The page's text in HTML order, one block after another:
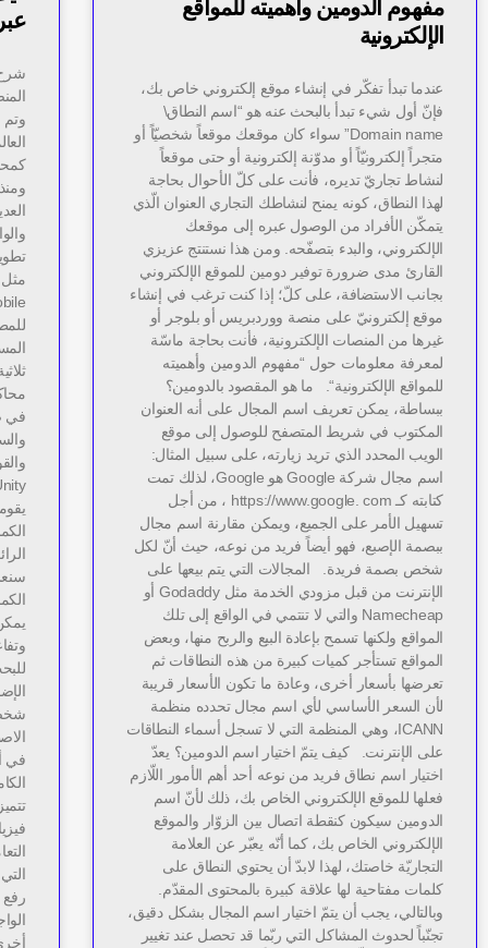
مفهوم الدومين وأهميته للمواقع
الإلكترونية
عندما تبدأ تفكّر في إنشاء موقع إلكتروني خاص بك،
فإنّ أول شيء تبدأ بالبحث عنه هو “اسم النطاق\
Domain name” سواء كان موقعك موقعاً شخصيّاً أو
متجراً إلكترونيّاً أو مدوّنة إلكترونية أو حتى موقعاً
لنشاط تجاريّ تديره، فأنت على كلّ الأحوال بحاجة
لهذا النطاق، كونه يمنح لنشاطك التجاري العنوان الّذي
يتمكّن الأفراد من الوصول عبره إلى موقعك
الإلكتروني، والبدء بتصفّحه. ومن هذا نستنتج عزيزي
القارئ مدى ضرورة توفير دومين للموقع الإلكتروني
بجانب الاستضافة، على كلّ؛ إذا كنت ترغب في إنشاء
موقع إلكترونيّ على منصة ووردبريس أو بلوجر أو
غيرها من المنصات الإلكترونية، فأنت بحاجة ماسّة
لمعرفة معلومات حول “مفهوم الدومين وأهميته
للمواقع الإلكترونية“. ما هو المقصود بالدومين؟
ببساطة، يمكن تعريف اسم المجال على أنه العنوان
المكتوب في شريط المتصفح للوصول إلى موقع
الويب المحدد الذي تريد زيارته، على سبيل المثال:
اسم مجال شركة Google هو Google، لذلك تمت
كتابته كـ https://www.google. com ، من أجل
تسهيل الأمر على الجميع، ويمكن مقارنة اسم مجال
ببصمة الإصبع، فهو أيضاً فريد من نوعه، حيث أنّ لكل
شخص بصمة فريدة. المجالات التي يتم بيعها على
الإنترنت من قبل مزودي الخدمة مثل Godaddy أو
Namecheap والتي لا تنتمي في الواقع إلى تلك
المواقع ولكنها تسمح بإعادة البيع والربح منها، وبعض
المواقع تستأجر كميات كبيرة من هذه النطاقات ثم
تعرضها بأسعار أخرى، وعادة ما تكون الأسعار قريبة
لأن السعر الأساسي لأي اسم مجال تحدده منظمة
ICANN، وهي المنظمة التي لا تسجل أسماء النطاقات
على الإنترنت. كيف يتمّ اختيار اسم الدومين؟ يعدّ
اختيار اسم نطاق فريد من نوعه أحد أهم الأمور اللّازم
فعلها للموقع الإلكتروني الخاص بك، ذلك لأنّ اسم
الدومين سيكون كنقطة اتصال بين الزوّار والموقع
الإلكتروني الخاص بك، كما أنّه يعبّر عن العلامة
التجاريّة خاصتك، لهذا لابدّ أن يحتوي النطاق على
كلمات مفتاحية لها علاقة كبيرة بالمحتوى المقدّم.
وبالتالي، يجب أن يتمّ اختيار اسم المجال بشكل دقيق،
تجنّباً لحدوث المشاكل التي ربّما قد تحصل عند تغيير
وتم
في
في
رفع